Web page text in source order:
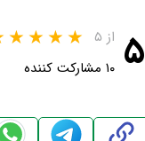
۵ از ۵
۱۰ مشارکت کننده